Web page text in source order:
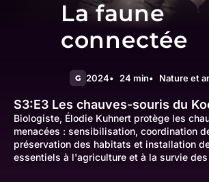
La faune
connectée
G 2024 24 min Nature et
S3:E3 Les chauves-souris du
Biologiste, Élodie Kuhnert protège les
menacées : sensibilisation, coordination
préservation des habitats et installation
essentiels à l'agriculture et à la survie